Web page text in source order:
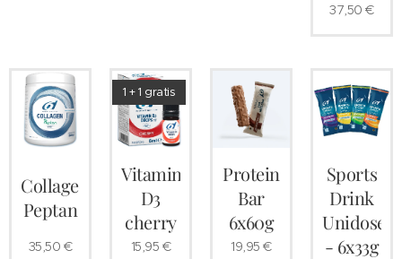
37,50 €
Collageen
Peptan
35,50 €
Vitamine
D3
cherry
1 + 1 gratis
15,95 €
Protein
Bar
6x60g
19,95 €
Sports
Drink
Unidose
- 6x33g